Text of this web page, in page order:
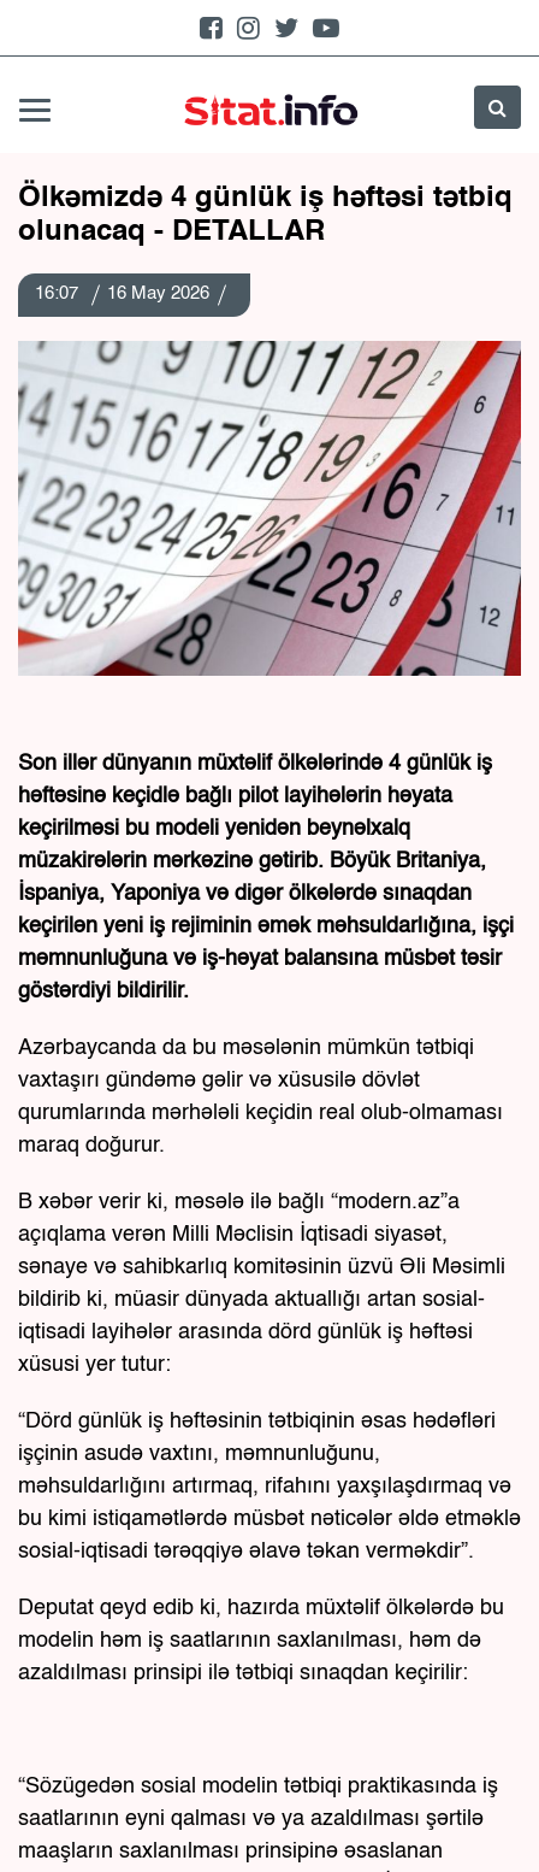
Ölkəmizdə 4 günlük iş həftəsi tətbiq
olunacaq - DETALLAR
16:07 16 May 2026
Son illər dünyanın müxtəlif ölkələrində 4 günlük iş
həftəsinə keçidlə bağlı pilot layihələrin həyata
keçirilməsi bu modeli yenidən beynəlxalq
müzakirələrin mərkəzinə gətirib. Böyük Britaniya,
İspaniya, Yaponiya və digər ölkələrdə sınaqdan
keçirilən yeni iş rejiminin əmək məhsuldarlığına, işçi
məmnunluğuna və iş-həyat balansına müsbət təsir
göstərdiyi bildirilir.
Azərbaycanda da bu məsələnin mümkün tətbiqi
vaxtaşırı gündəmə gəlir və xüsusilə dövlət
qurumlarında mərhələli keçidin real olub-olmaması
maraq doğurur.
B xəbər verir ki, məsələ ilə bağlı “modern.az”a
açıqlama verən Milli Məclisin İqtisadi siyasət,
sənaye və sahibkarlıq komitəsinin üzvü Əli Məsimli
bildirib ki, müasir dünyada aktuallığı artan sosial-
iqtisadi layihələr arasında dörd günlük iş həftəsi
xüsusi yer tutur:
“Dörd günlük iş həftəsinin tətbiqinin əsas hədəfləri
işçinin asudə vaxtını, məmnunluğunu,
məhsuldarlığını artırmaq, rifahını yaxşılaşdırmaq və
bu kimi istiqamətlərdə müsbət nəticələr əldə etməklə
sosial-iqtisadi tərəqqiyə əlavə təkan verməkdir”.
Deputat qeyd edib ki, hazırda müxtəlif ölkələrdə bu
modelin həm iş saatlarının saxlanılması, həm də
azaldılması prinsipi ilə tətbiqi sınaqdan keçirilir:
“Sözügedən sosial modelin tətbiqi praktikasında iş
saatlarının eyni qalması və ya azaldılması şərtilə
maaşların saxlanılması prinsipinə əsaslanan